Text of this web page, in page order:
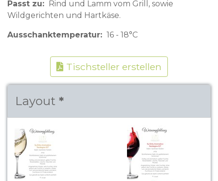
Passt zu
Rind und Lamm vom Grill, sowie
Wildgerichten und Hartkäse.
Ausschanktemperatur 16 - 18°C
Tischsteller erstellen
Layout